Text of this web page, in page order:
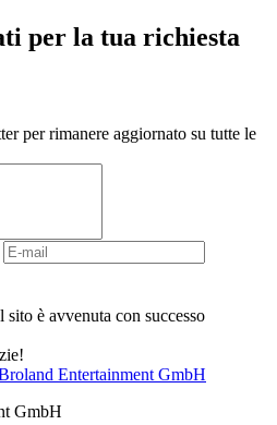
per la tua richiesta
per rimanere aggiornato su tutte le
è avvenuta con successo
GmbH